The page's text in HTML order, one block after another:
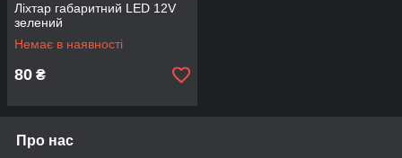
Ліхтар габаритний LED 12V
зелений
Немає в наявності
80 ₴
Про нас